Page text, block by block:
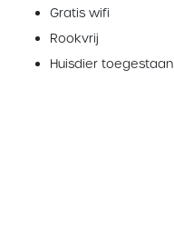
Gratis wifi
Rookvrij
Huisdier